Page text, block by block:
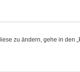
zu ändern, gehe in den